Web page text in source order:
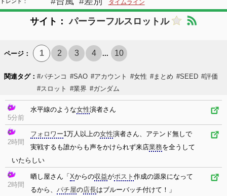
タイムライン
サイト：パーラーフルスロットル
ページ： 1 2 3 4 ... 10
関連タグ： #パチンコ #SAO #アカウント #女性 #まとめ #SEED #評価
#スロット #業界 #ガンダム
5分前
水平線のような女性演者さん
2時間
フォロワー1万人以上の女性演者さん、アテンド無しで
実戦するも誰からも声をかけられず来店業務を全うして
いたらしい
2時間
晒し屋さん「 Xからの収益がポスト 作成の源泉になって
るから、 パチ屋の店長はブルーバッチ付けて！」